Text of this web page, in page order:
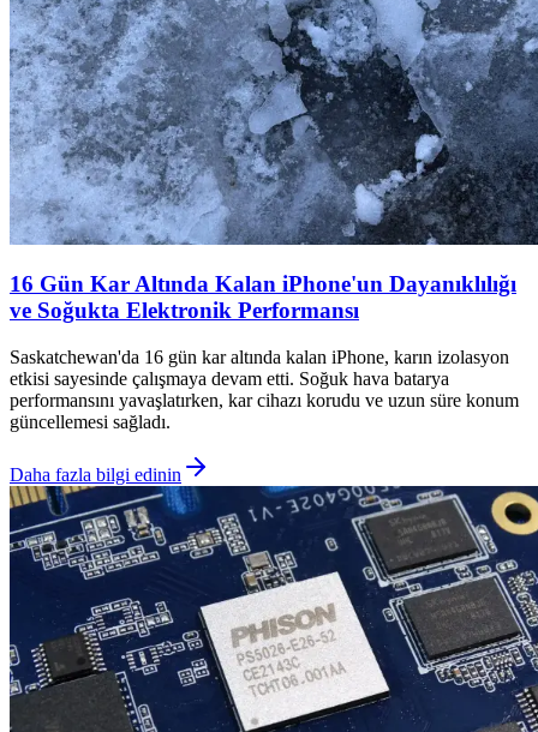
16 Gün Kar Altında Kalan iPhone'un Dayanıklılığı
ve Soğukta Elektronik Performansı
Saskatchewan'da 16 gün kar altında kalan iPhone, karın izolasyon
etkisi sayesinde çalışmaya devam etti. Soğuk hava batarya
performansını yavaşlatırken, kar cihazı korudu ve uzun süre konum
güncellemesi sağladı.
Daha fazla bilgi edinin